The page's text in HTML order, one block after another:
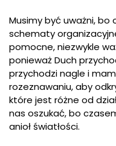
Musimy być uważni,
schematy
pomocne, niezwykle
ponieważ Duch
przychodzi nagle i
rozeznawaniu, aby
które jest różne od
nas oszukać, bo
anioł światłości.